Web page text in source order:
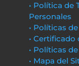
• Política de
Personales
• Políticas
•
• Políticas
• Mapa del